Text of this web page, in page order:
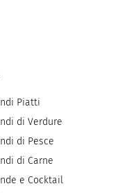
Piatti
di Verdure
di Pesce
di Carne
e Cocktail